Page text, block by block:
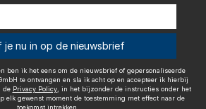
ben ik het eens om de nieuwsbrief of
van de SCHIESSER GmbH te ontvangen en
ik hierbij ook de instructies en uitleg in de
de instructies onder het item
intrekken.
bezorgen met
je nu in op de nieuwsbrief
ben ik het eens om de nieuwsbrief of gepersonaliseerde
te ontvangen en sla ik acht op en accepteer ik hierbij
de Privacy Policy, in het bijzonder de instructies onder het
elk gewenst moment de toestemming met effect naar de
toekomst intrekken.